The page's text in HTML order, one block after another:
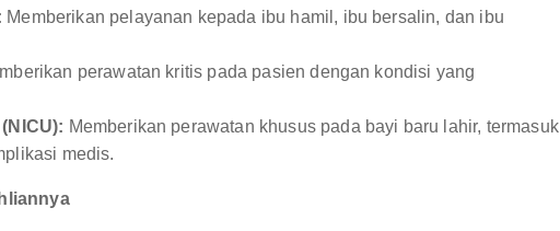
Memberikan pelayanan kepada ibu hamil, ibu bersalin, dan ibu
perawatan kritis pada pasien dengan kondisi yang
Memberikan perawatan khusus pada bayi baru lahir, termasuk
medis.